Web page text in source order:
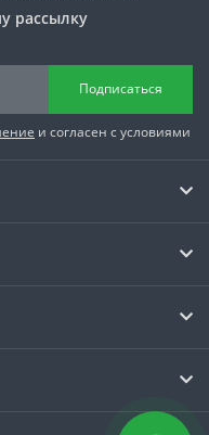
рассылку
Подписаться
и согласен с условиями